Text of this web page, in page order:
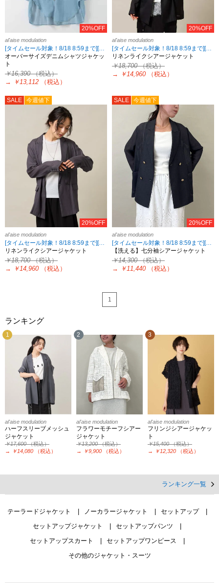
20%OFF
al'aise modulation
[タイムセール対象！8/18 8:59まで][2点10%OFF・3点15%OFF対象！8/18 8:59まで al'aise modulation限定]
オーバーサイズデニムシャツジャケッ
ト
￥16,390（税込）
→
￥13,112 （税込）
20%OFF
al'aise modulation
[タイムセール対象！8/18 8:59まで][2点10%OFF・3点15%OFF対象！8/18 8:59まで al'aise modulation限定]
リネンライクシアージャケット
￥18,700（税込）
→
￥14,960 （税込）
SALE 今週値下
20%OFF
al'aise modulation
[タイムセール対象！8/18 8:59まで][2点10%OFF・3点15%OFF対象！8/18 8:59まで al'aise modulation限定]
リネンライクシアージャケット
￥18,700（税込）
→
￥14,960 （税込）
SALE 今週値下
20%OFF
al'aise modulation
[タイムセール対象！8/18 8:59まで][2点10%OFF・3点15%OFF対象！8/18 8:59まで al'aise modulation限定]
【洗える】七分袖シアージャケット
￥14,300（税込）
→
￥11,440 （税込）
1
ランキング
1
al'aise modulation
ハーフスリーブメッシュ
ジャケット
￥17,600（税込）
→
￥14,080 （税込）
2
al'aise modulation
フラワーモチーフシアー
ジャケット
￥13,200（税込）
→
￥9,900 （税込）
3
al'aise modulation
フリンジシアージャケッ
ト
￥15,400（税込）
→
￥12,320 （税込）
ランキング一覧
テーラードジャケット ノーカラージャケット
セットアップ
セットアップジャケット
セットアップパンツ
セットアップスカート
セットアップワンピース
その他のジャケット・スーツ